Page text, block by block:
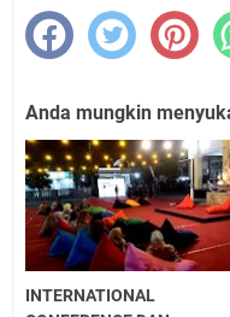
Anda mungkin
INTERNATIONAL